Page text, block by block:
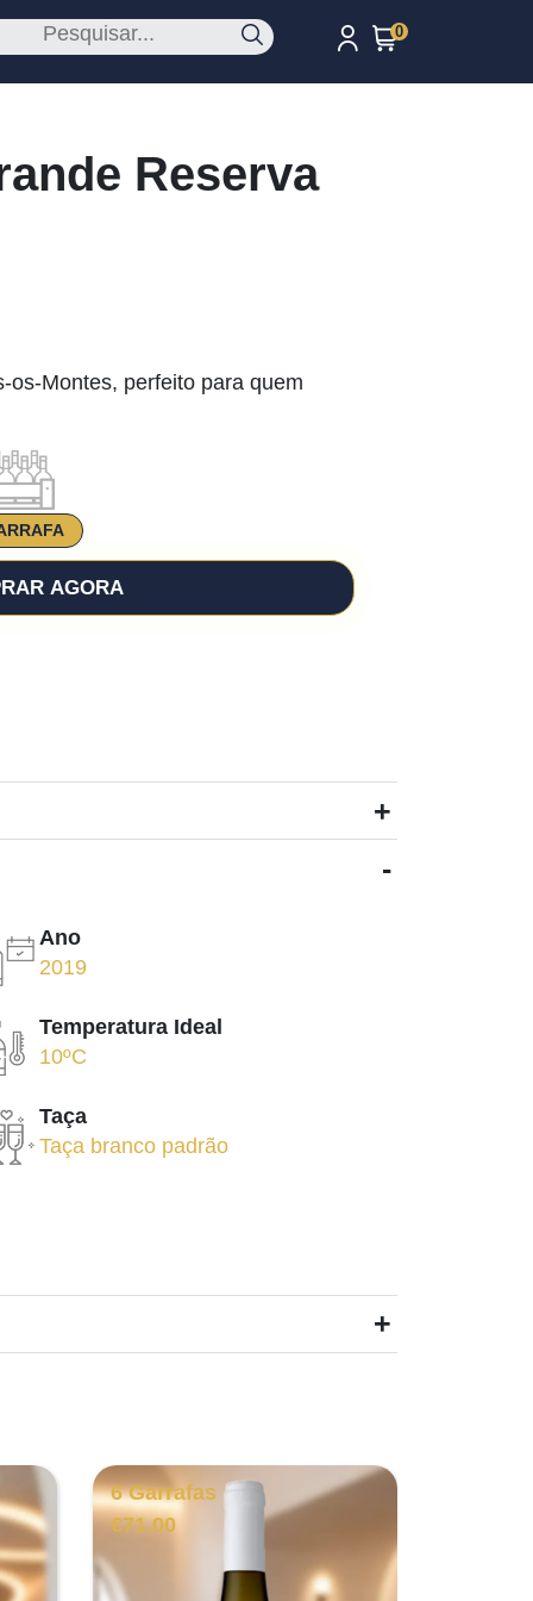
0
Reserva
os-Montes, perfeito para quem
AGORA
+
-
Ano
2019
Temperatura Ideal
10ºC
Taça
Taça branco padrão
+
6 Garrafas
€71.00